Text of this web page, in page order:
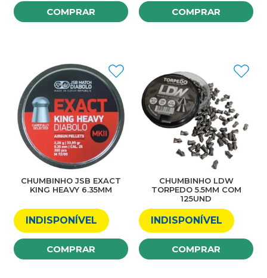
COMPRAR COMPRAR
CHUMBINHO JSB EXACT
KING HEAVY 6.35MM
INDISPONÍVEL
COMPRAR
CHUMBINHO LDW
TORPEDO 5.5MM COM
125UND
INDISPONÍVEL
COMPRAR